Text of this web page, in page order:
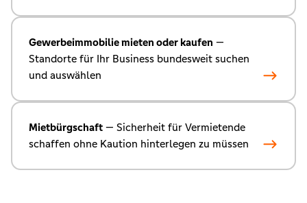
Gewerbeimmobilie mieten oder kaufen —
Standorte für Ihr Business bundesweit suchen
und auswählen
Mietbürgschaft — Sicherheit für Vermietende
schaffen ohne Kaution hinterlegen zu müssen